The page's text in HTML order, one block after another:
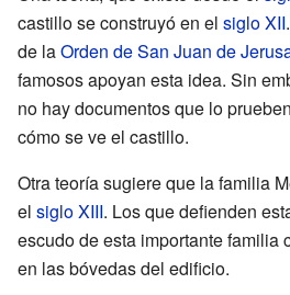
castillo se construyó en el siglo XII
de laOrden de San Juan de
famosos apoyan esta idea. Sin
no hay documentos que lo
cómo se ve el castillo.
Otra teoría sugiere que la familia
el siglo XIII. Los que defienden
escudo de esta importante familia
en las bóvedas del edificio.